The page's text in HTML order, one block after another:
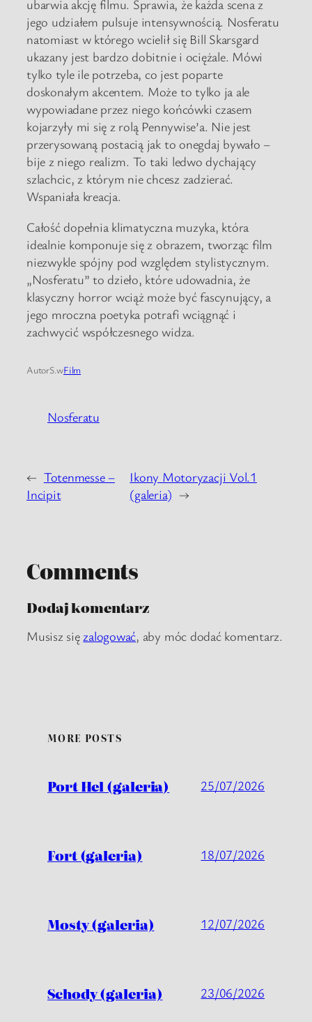
ubarwia akcję filmu. Sprawia, że każda scena z
jego udziałem pulsuje intensywnością. Nosferatu
natomiast w którego wcielił się Bill Skarsgard
ukazany jest bardzo dobitnie i ociężale. Mówi
tylko tyle ile potrzeba, co jest poparte
doskonałym akcentem. Może to tylko ja ale
wypowiadane przez niego końcówki czasem
kojarzyły mi się z rolą Pennywise’a. Nie jest
przerysowaną postacią jak to onegdaj bywało –
bije z niego realizm. To taki ledwo dychający
szlachcic, z którym nie chcesz zadzierać.
Wspaniała kreacja.
Całość dopełnia klimatyczna muzyka, która
idealnie komponuje się z obrazem, tworząc film
niezwykle spójny pod względem stylistycznym.
„Nosferatu” to dzieło, które udowadnia, że
klasyczny horror wciąż może być fascynujący, a
jego mroczna poetyka potrafi wciągnąć i
zachwycić współczesnego widza.
AutorS.wFilm
Nosferatu
← Totenmesse –
Incipit
Ikony Motoryzacji Vol.1
(galeria) →
Comments
Dodaj komentarz
Musisz sięzalogować, aby móc dodać komentarz.
MORE POSTS
Port Hel (galeria) 25/07/2026
Fort (galeria) 18/07/2026
Mosty (galeria) 12/07/2026
Schody (galeria) 23/06/2026